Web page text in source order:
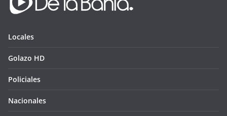
Locales
Golazo HD
Policiales
Nacionales